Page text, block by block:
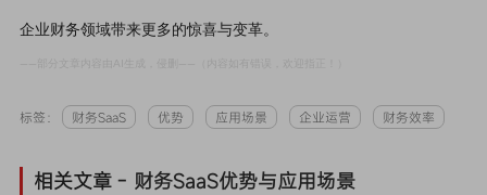
企业财务领域带来更多的惊喜与变革。
标签： 财务SaaS 优势 应用场景 企业运营 财务效率
相关文章 - 财务SaaS优势与应用场景